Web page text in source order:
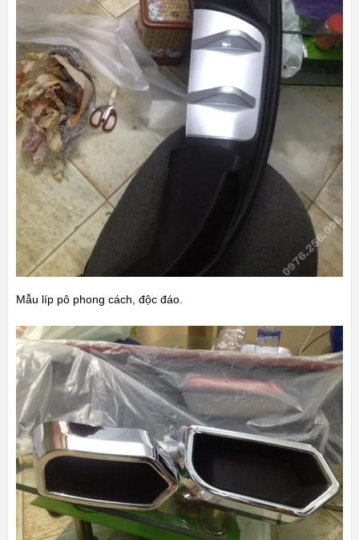
Mẫu líp pô phong cách, độc đáo.